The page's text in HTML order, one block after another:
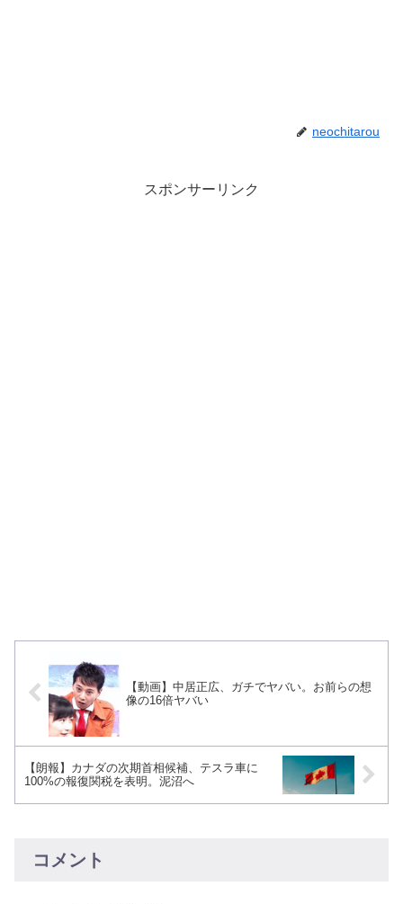
neochitarou
スポンサーリンク
【動画】中居正広、ガチでヤバい。お前らの想
像の16倍ヤバい
【朗報】カナダの次期首相候補、テスラ車に
100%の報復関税を表明。泥沼へ
コメント